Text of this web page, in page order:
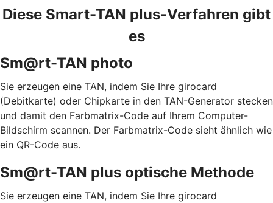
Diese Smart-TAN plus-Verfahren gibt
es
Sm@rt-TAN photo
Sie erzeugen eine TAN, indem Sie Ihre girocard
(Debitkarte) oder Chipkarte in den TAN-Generator stecken
und damit den Farbmatrix-Code auf Ihrem Computer-
Bildschirm scannen. Der Farbmatrix-Code sieht ähnlich wie
ein QR-Code aus.
Sm@rt-TAN plus optische Methode
Sie erzeugen eine TAN, indem Sie Ihre girocard